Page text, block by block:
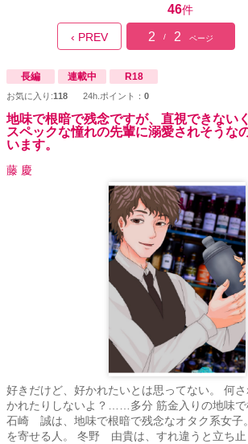
46件
‹ PREV 2 / 2 ページ
長編 連載中 R18
お気に入り:118 24h.ポイント： 0
地味で根暗で残念ですが、直視できない
スペックな憧れの先輩に溺愛されそうな
います。
藤 慶
好きだけど、好かれたいとは思ってない。 何
かれたりしないよ？……多分 筋金入りの地味で
石崎 誠は、地味で根暗で残念なオタク系女子
を寄せる人。 冬野 由貴は、すれ違うと立ち